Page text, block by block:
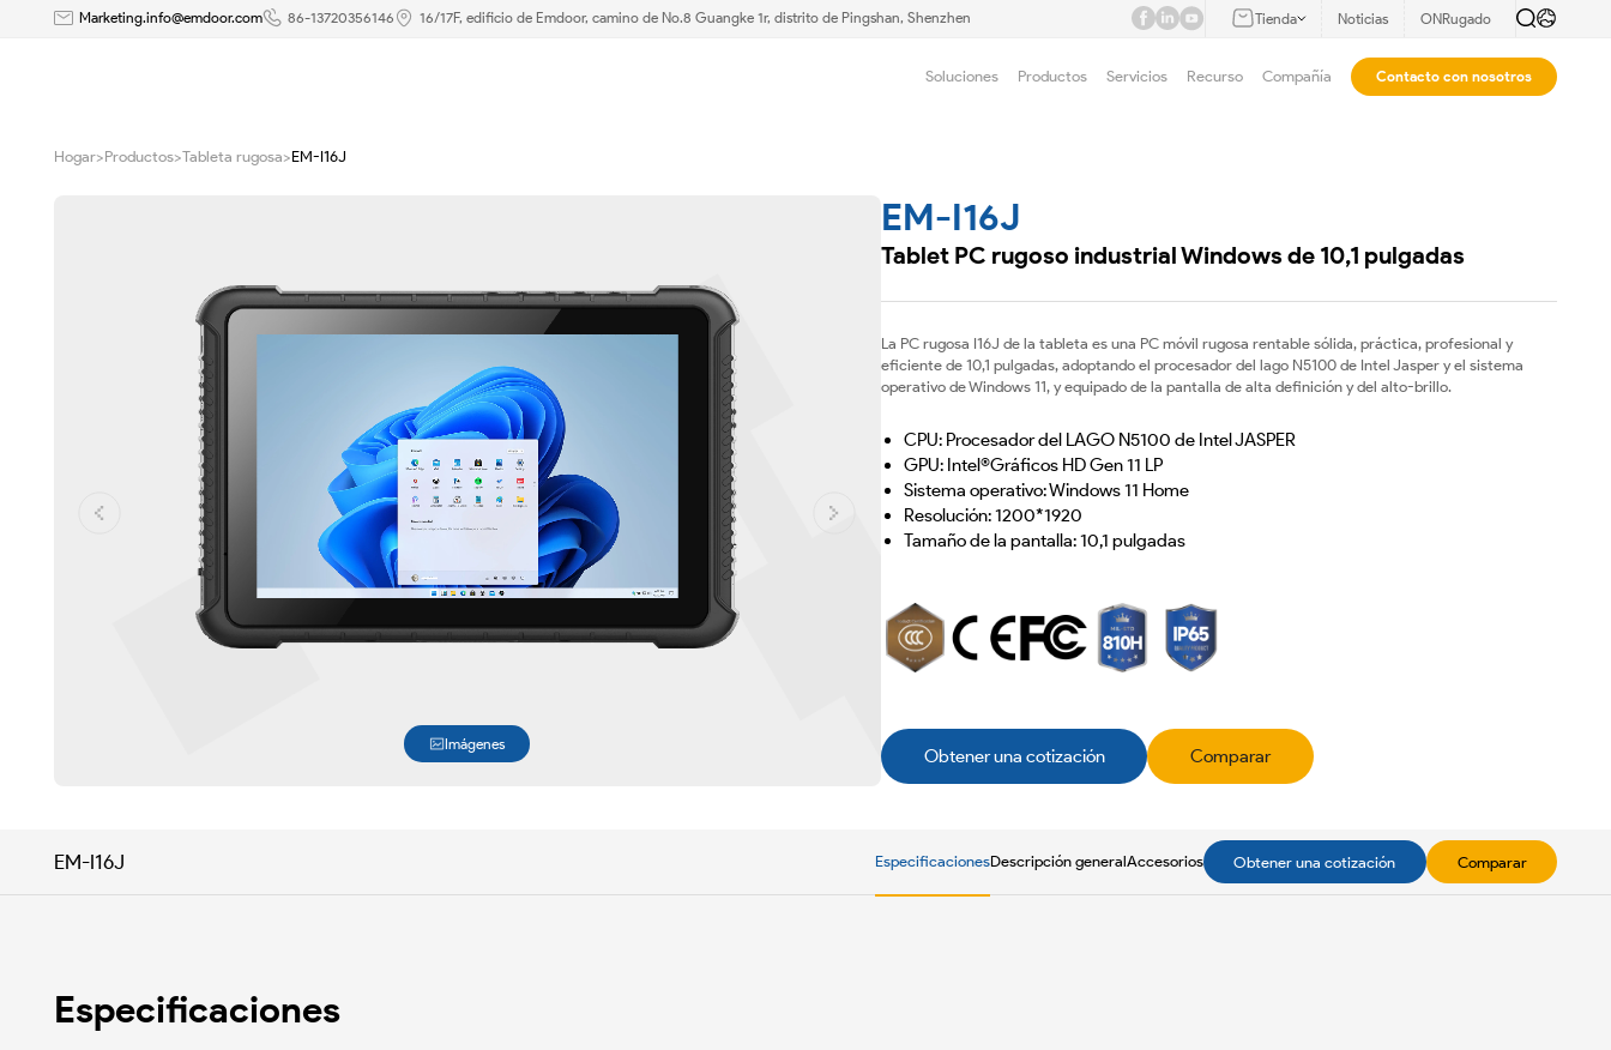
PC
Windows
Marketing.info@emdoor.com 86-13720356146 16/17F, edificio de Emdoor, camino de No.8 Guangke 1r, distrito de Pingshan, Shenzhen Tienda Noticias ONRugado
Soluciones Productos Servicios Recurso Compañía Contacto con nosotros
Hogar>Productos>Tableta rugosa>EM-I16J
Imágenes
EM-I16J
Tablet PC rugoso industrial Windows de 10,1 pulgadas
La PC rugosa I16J de la tableta es una PC móvil rugosa rentable sólida, práctica, profesional y
eficiente de 10,1 pulgadas, adoptando el procesador del lago N5100 de Intel Jasper y el sistema
operativo de Windows 11, y equipado de la pantalla de alta definición y del alto-brillo.
CPU: Procesador del LAGO N5100 de Intel JASPER
GPU: Intel®Gráficos HD Gen 11 LP
Sistema operativo: Windows 11 Home
Resolución: 1200*1920
Tamaño de la pantalla: 10,1 pulgadas
Obtener una cotización Comparar
EM-I16J EspecificacionesDescripción generalAccesorios Obtener una cotización Comparar
Especificaciones